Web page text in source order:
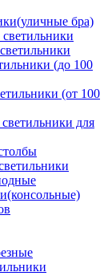
бра)
(до 100
(от 100
для